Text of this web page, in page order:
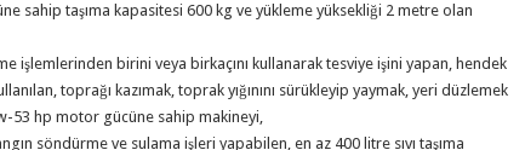
sahip taşıma kapasitesi 600 kg ve yükleme yüksekliği 2 metre olan
işlemlerinden birini veya birkaçını kullanarak tesviye işini yapan, hendek
toprağı kazımak, toprak yığınını sürükleyip yaymak, yeri düzlemek
53 hp motor gücüne sahip makineyi,
söndürme ve sulama işleri yapabilen, en az 400 litre sıvı taşıma